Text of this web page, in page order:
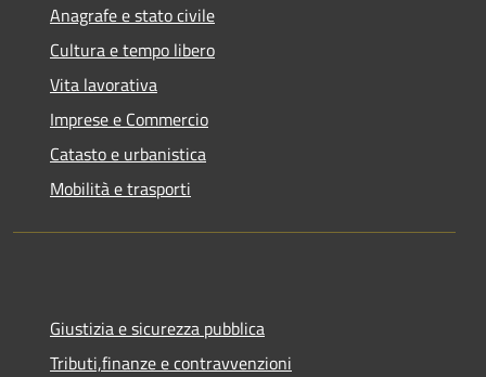
Anagrafe e stato civile
Cultura e tempo libero
Vita lavorativa
Imprese e Commercio
Catasto e urbanistica
Mobilità e trasporti
Giustizia e sicurezza pubblica
Tributi,finanze e contravvenzioni